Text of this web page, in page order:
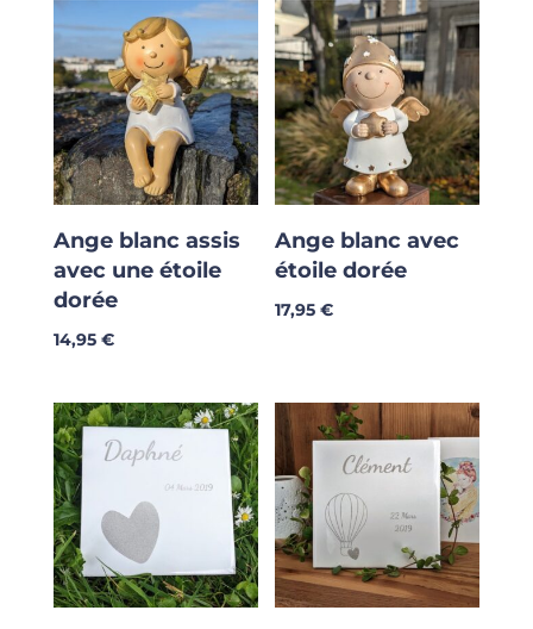
Ange blanc assis
avec une étoile
dorée
14,95 €
Ange blanc avec
étoile dorée
17,95€